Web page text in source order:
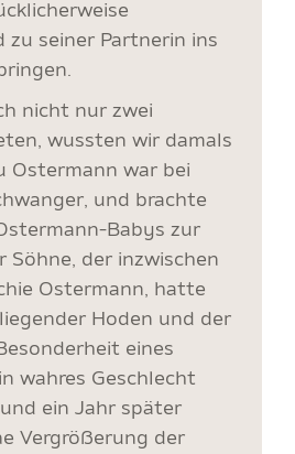
zu seiner Partnerin ins
nicht nur zwei
wussten wir damals
Ostermann war bei
und brachte
Babys zur
Söhne, der inzwischen
Ostermann, hatte
Hoden und der
eines
wahres Geschlecht
ein Jahr später
Vergrößerung der